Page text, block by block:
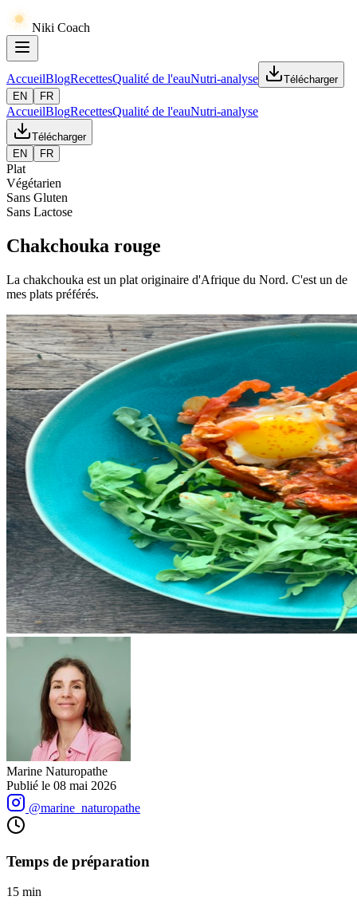
Niki Coach
AccueilBlogRecettesQualité de l'eauNutri-analyse
Télécharger
EN
FR
AccueilBlogRecettesQualité de l'eauNutri-analyse
Télécharger
EN
FR
Plat
Végétarien
Sans Gluten
Sans Lactose
Chakchouka rouge
La chakchouka est un plat originaire d'Afrique du Nord. C'est un de
mes plats préférés.
Marine Naturopathe
Publié le 08 mai 2026
@marine_naturopathe
Temps de préparation
15 min